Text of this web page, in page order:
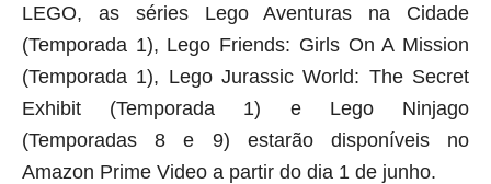
LEGO, as séries Lego Aventuras na Cidade
(Temporada 1), Lego Friends: Girls On A Mission
(Temporada 1), Lego Jurassic World: The Secret
Exhibit (Temporada 1) e Lego Ninjago
(Temporadas 8 e 9) estarão disponíveis no
Amazon Prime Video a partir do dia 1 de junho.